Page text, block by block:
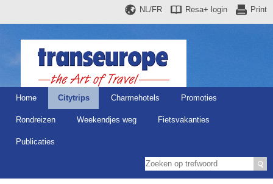
Print
Resa+ login
NL/FR
Home Citytrips Charmehotels Promoties
Rondreizen Weekendjes weg Fietsvakanties
Publicaties